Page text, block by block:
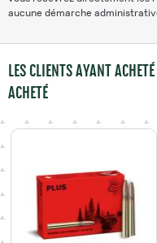
aucune démarche
LES CLIENTS AYANT
ACHETÉ